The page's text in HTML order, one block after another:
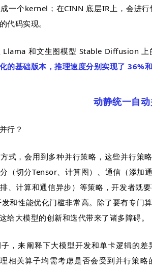
一个kernel；在CINN 底层IR上，会进
代码实现。
Llama 和文生图模型 Stable Diffusion 上
的基础版本，推理速度分别实现了 36%
动静统一自
行？
式，会用到多种并行策略，这些并行策
（切分Tensor、计算图）、通信（添加
、计算和通信异步）等策略，开发者既
和性能优化门槛非常高。除了要有专门
给大模型的创新和迭代带来了诸多障碍。
，来阐释下大模型开发和单卡逻辑的
相关算子均需考虑是否会受到并行策